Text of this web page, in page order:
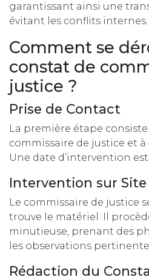
garantissant ainsi une
évitant les conflits internes.
Comment se
constat de
justice ?
Prise de Contact
La première étape
commissaire de justice et
Une date d’intervention
Intervention sur Site
Le commissaire de justice
trouve le matériel. Il
minutieuse, prenant des
les observations
Rédaction du